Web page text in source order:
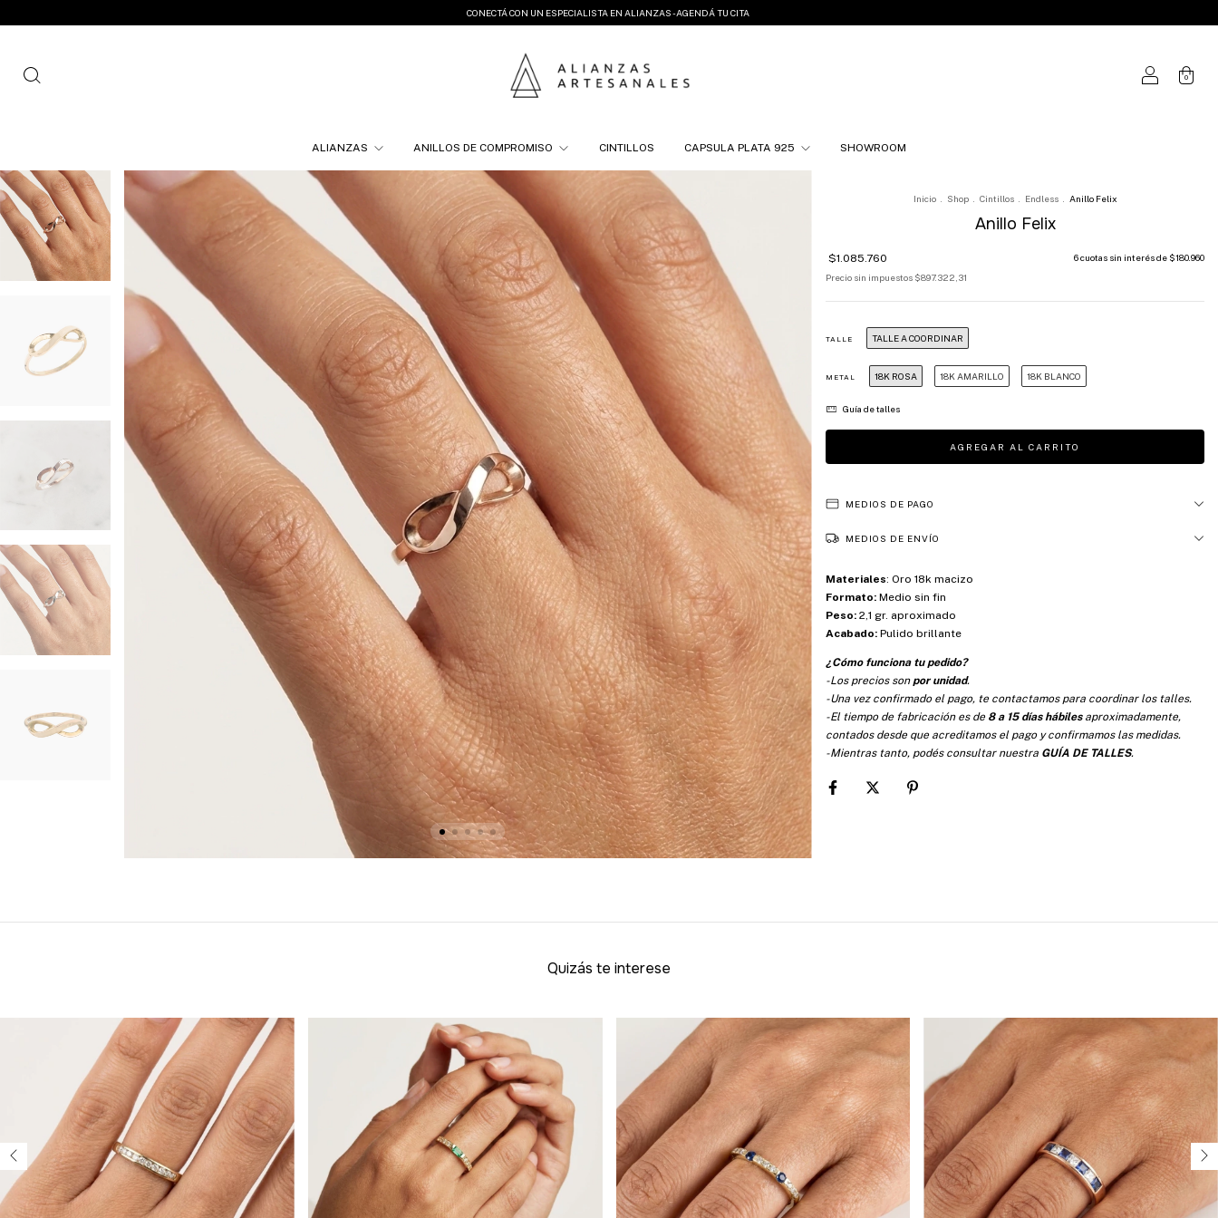
CONECTÁ CON UN ESPECIALISTA EN ALIANZAS - AGENDÁ TU CITA
0
ALIANZAS ANILLOS DE COMPROMISO CINTILLOS CAPSULA PLATA 925 SHOWROOM
Inicio Shop Cintillos Endless Anillo Felix
Anillo Felix
$1.085.760 6cuotas sin interés de $180.960
Precio sin impuestos $897.322,31
TALLE TALLE A COORDINAR
METAL 18K ROSA 18K AMARILLO 18K BLANCO
Guía de talles
MEDIOS DE PAGO
MEDIOS DE ENVÍO
Materiales: Oro 18k macizo
Formato: Medio sin fin
Peso: 2,1 gr. aproximado
Acabado: Pulido brillante
¿Cómo funciona tu pedido?
-Los precios sonpor unidad.
-Una vez confirmado el pago, te contactamos para coordinar los talles.
-El tiempo de fabricación es de 8 a 15 días hábilesaproximadamente,
contados desde que acreditamos el pago y confirmamos las medidas.
-Mientras tanto, podés consultar nuestra GUÍA DE TALLES.
Quizás te interese